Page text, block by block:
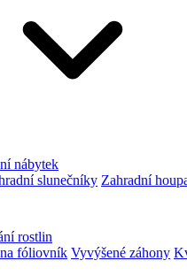
nábytek
slunečníky Zahradní
rostlin
fóliovník Vyvýšené záhony